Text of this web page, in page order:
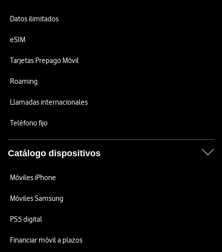
Datos ilimitados
eSIM
Tarjetas Prepago Móvil
Roaming
Llamadas internacionales
Teléfono fijo
Catálogo dispositivos
Móviles iPhone
Móviles Samsung
PS5 digital
Financiar móvil a plazos